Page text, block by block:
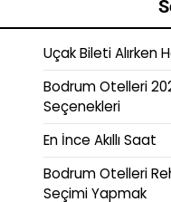
Uçak Bileti Alırken
Bodrum Otelleri
Seçenekleri
En İnce Akıllı Saat
Bodrum Otelleri
Seçimi Yapmak